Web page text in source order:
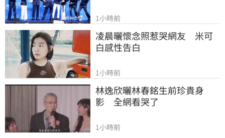
1小時前
凌晨曬懷念照惹哭網友　米可
白感性告白
1小時前
林逸欣曬林春銘生前珍貴身
影　全網看哭了
1小時前